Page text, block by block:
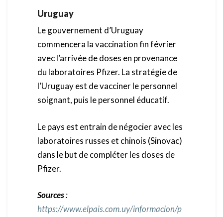
Uruguay
Le gouvernement d’Uruguay
commencera la vaccination fin février
avec l’arrivée de doses en provenance
du laboratoires Pfizer. La stratégie de
l’Uruguay est de vacciner le personnel
soignant, puis le personnel éducatif.
Le pays est entrain de négocier avec les
laboratoires russes et chinois (Sinovac)
dans le but de compléter les doses de
Pfizer.
Sources:
https://www.elpais.com.uy/informacion/p